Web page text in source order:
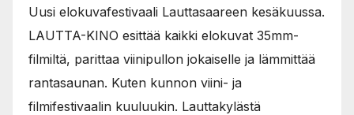
Uusi elokuvafestivaali Lauttasaareen kesäkuussa.
LAUTTA-KINO esittää kaikki elokuvat 35mm-
filmiltä, parittaa viinipullon jokaiselle ja lämmittää
rantasaunan. Kuten kunnon viini- ja
filmifestivaalin kuuluukin. Lauttakylästä